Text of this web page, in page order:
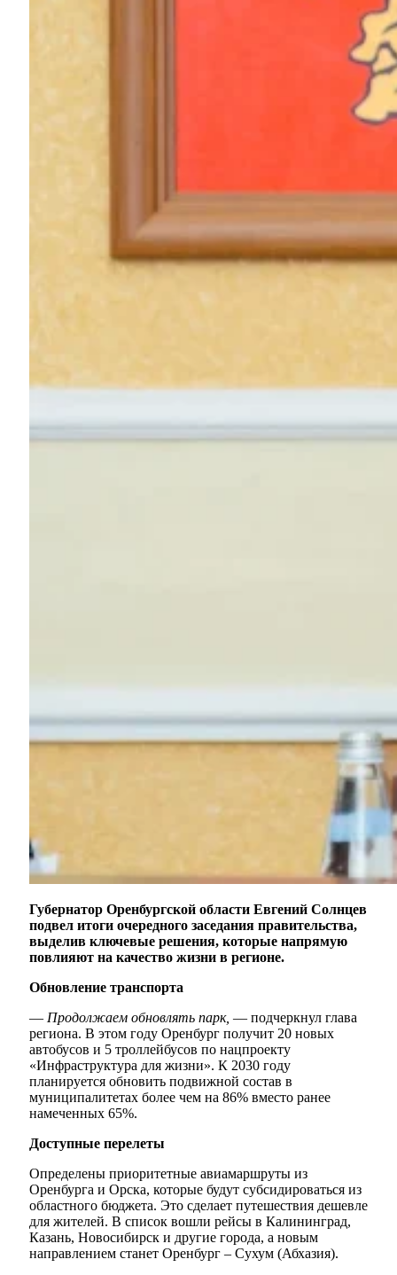
Губернатор Оренбургской области Евгений Солнцев
подвел итоги очередного заседания правительства,
выделив ключевые решения, которые напрямую
повлияют на качество жизни в регионе.
Обновление транспорта
— Продолжаем обновлять парк, — подчеркнул глава
региона. В этом году Оренбург получит 20 новых
автобусов и 5 троллейбусов по нацпроекту
«Инфраструктура для жизни». К 2030 году
планируется обновить подвижной состав в
муниципалитетах более чем на 86% вместо ранее
намеченных 65%.
Доступные перелеты
Определены приоритетные авиамаршруты из
Оренбурга и Орска, которые будут субсидироваться из
областного бюджета. Это сделает путешествия дешевле
для жителей. В список вошли рейсы в Калининград,
Казань, Новосибирск и другие города, а новым
направлением станет Оренбург – Сухум (Абхазия).